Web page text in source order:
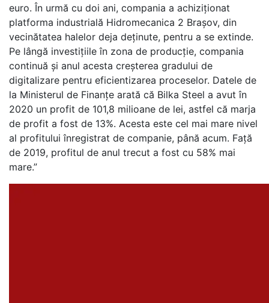
euro. În urmă cu doi ani, compania a achiziționat
platforma industrială Hidromecanica 2 Brașov, din
vecinătatea halelor deja deținute, pentru a se extinde.
Pe lângă investițiile în zona de producție, compania
continuă și anul acesta creșterea gradului de
digitalizare pentru eficientizarea proceselor. Datele de
la Ministerul de Finanțe arată că Bilka Steel a avut în
2020 un profit de 101,8 milioane de lei, astfel că marja
de profit a fost de 13%. Acesta este cel mai mare nivel
al profitului înregistrat de companie, până acum. Față
de 2019, profitul de anul trecut a fost cu 58% mai
mare.”